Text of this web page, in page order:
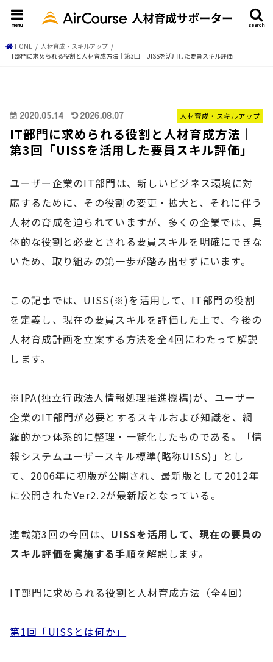
search
menu
HOME
人材育成・スキルアップ
IT部門に求められる役割と人材育成方法│第3回「UISSを活用した要員スキル評価」
人材育成・スキルアップ
2020.05.14 2026.08.07
IT部門に求められる役割と人材育成方法│
第3回「UISSを活用した要員スキル評価」
ユーザー企業のIT部門は、新しいビジネス環境に対
応するために、その役割の変更・拡大と、それに伴う
人材の育成を迫られていますが、多くの企業では、具
体的な役割と必要とされる要員スキルを明確にできな
いため、取り組みの第一歩が踏み出せずにいます。
この記事では、UISS(※)を活用して、IT部門の役割
を定義し、現在の要員スキルを評価した上で、今後の
人材育成計画を立案する方法を全4回にわたって解説
します。
※IPA(独立行政法人情報処理推進機構)が、ユーザー
企業のIT部門が必要とするスキルおよび知識を、網
羅的かつ体系的に整理・一覧化したものである。「情
報システムユーザースキル標準(略称UISS)」とし
て、2006年に初版が公開され、最新版として2012年
に公開されたVer2.2が最新版となっている。
連載第3回の今回は、 UISSを活用して、現在の要員の
スキル評価を実施する手順を解説します。
IT部門に求められる役割と人材育成方法（全4回）
第1回「UISSとは何か」